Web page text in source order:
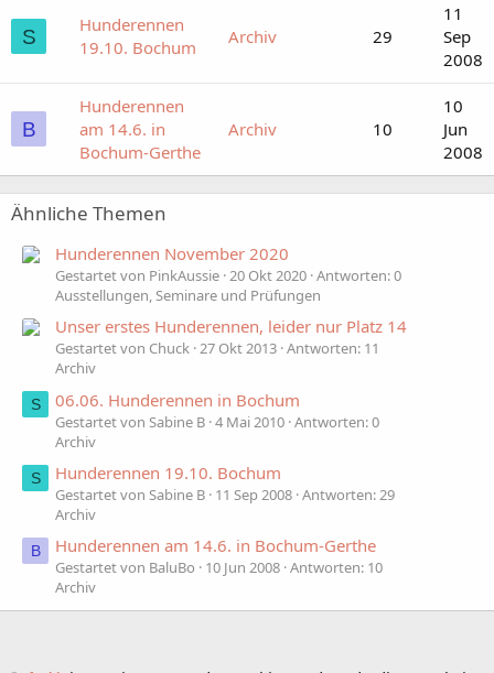
S
Hunderennen
19.10. Bochum
Archiv 29
11
Sep
2008
B
Hunderennen
am 14.6. in
Bochum-Gerthe
Archiv 10
10
Jun
2008
Ähnliche Themen
Hunderennen November 2020
Gestartet von PinkAussie 20 Okt 2020 Antworten: 0
Ausstellungen, Seminare und Prüfungen
Unser erstes Hunderennen, leider nur Platz 14
Gestartet von Chuck 27 Okt 2013 Antworten: 11
Archiv
S 06.06. Hunderennen in Bochum
Gestartet von Sabine B 4 Mai 2010 Antworten: 0
Archiv
S Hunderennen 19.10. Bochum
Gestartet von Sabine B 11 Sep 2008 Antworten: 29
Archiv
B Hunderennen am 14.6. in Bochum-Gerthe
Gestartet von BaluBo 10 Jun 2008 Antworten: 10
Archiv